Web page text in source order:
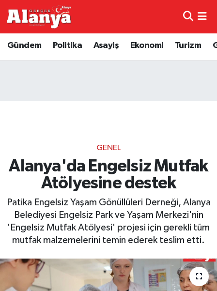
Gündem Politika Asayiş Ekonomi Turizm
GENEL
Alanya'da Engelsiz Mutfak
Atölyesine destek
Patika Engelsiz Yaşam Gönüllüleri Derneği, Alanya
Belediyesi Engelsiz Park ve Yaşam Merkezi'nin
'Engelsiz Mutfak Atölyesi' projesi için gerekli tüm
mutfak malzemelerini temin ederek teslim etti.
Genel
Dünya
Ekonomi
Gizlilik İlkeleri - Privacy Policy
Güncel
Gündem
Trafik Durumu
Haber Arşivi